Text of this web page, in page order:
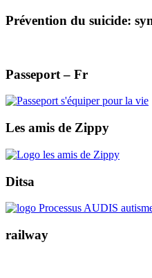
Prévention du suicide:
Passeport – Fr
Les amis de Zippy
Ditsa
railway